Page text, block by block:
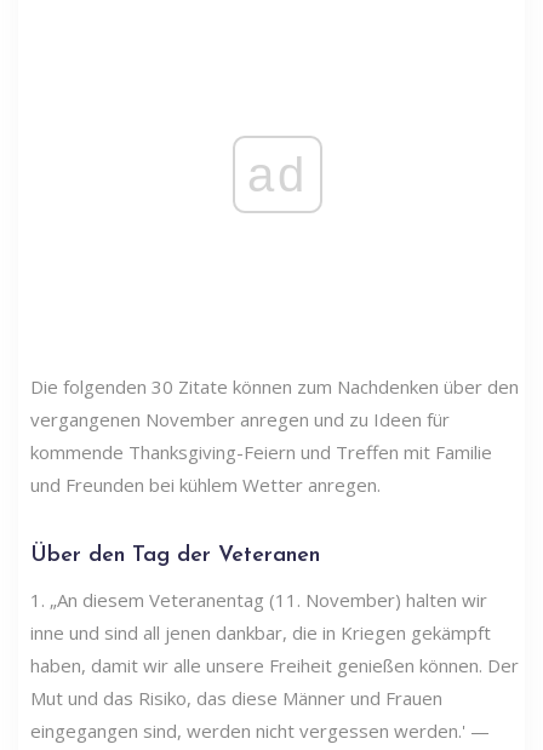
ad
Die folgenden 30 Zitate können zum Nachdenken über den
vergangenen November anregen und zu Ideen für
kommende Thanksgiving-Feiern und Treffen mit Familie
und Freunden bei kühlem Wetter anregen.
Über den Tag der Veteranen
1. „An diesem Veteranentag (11. November) halten wir
inne und sind all jenen dankbar, die in Kriegen gekämpft
haben, damit wir alle unsere Freiheit genießen können. Der
Mut und das Risiko, das diese Männer und Frauen
eingegangen sind, werden nicht vergessen werden.' —